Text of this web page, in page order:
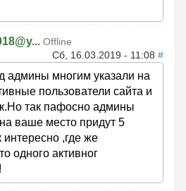
Offline
Сб, 16.03.2019 - 11:08 #
админы многим указали на
пользователи сайта и
так пафосно админы
ваше место придут 5
интересно ,где же
одного активног